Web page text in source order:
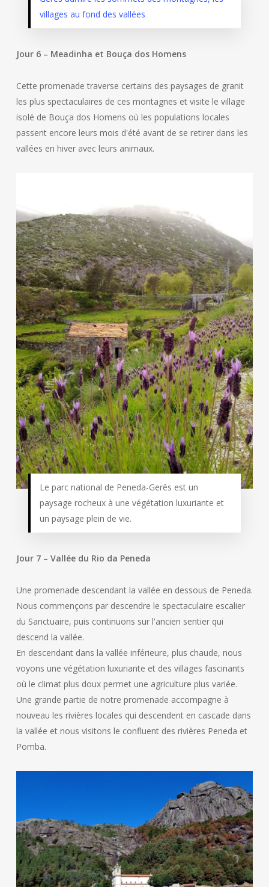
villages au fond des vallées
Jour 6 – Meadinha et Bouça dos Homens
Cette promenade traverse certains des paysages de granit
les plus spectaculaires de ces montagnes et visite le village
isolé de Bouça dos Homens où les populations locales
passent encore leurs mois d'été avant de se retirer dans les
vallées en hiver avec leurs animaux.
Le parc national de Peneda-Gerês est un
paysage rocheux à une végétation luxuriante et
un paysage plein de vie.
Jour 7 – Vallée du Rio da Peneda
Une promenade descendant la vallée en dessous de Peneda.
Nous commençons par descendre le spectaculaire escalier
du Sanctuaire, puis continuons sur l'ancien sentier qui
descend la vallée.
En descendant dans la vallée inférieure, plus chaude, nous
voyons une végétation luxuriante et des villages fascinants
où le climat plus doux permet une agriculture plus variée.
Une grande partie de notre promenade accompagne à
nouveau les rivières locales qui descendent en cascade dans
la vallée et nous visitons le confluent des rivières Peneda et
Pomba.